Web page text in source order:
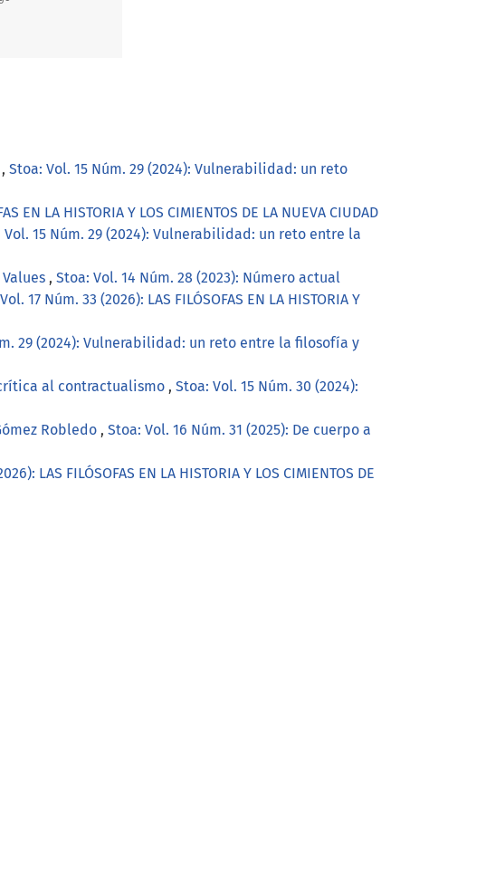
, Stoa: Vol. 15 Núm. 29 (2024): Vulnerabilidad: un reto
EN LA HISTORIA Y LOS CIMIENTOS DE LA NUEVA CIUDAD
Vol. 15 Núm. 29 (2024): Vulnerabilidad: un reto entre la
, Stoa: Vol. 14 Núm. 28 (2023): Número actual
17 Núm. 33 (2026): LAS FILÓSOFAS EN LA HISTORIA Y
29 (2024): Vulnerabilidad: un reto entre la filosofía y
al contractualismo , Stoa: Vol. 15 Núm. 30 (2024):
Robledo , Stoa: Vol. 16 Núm. 31 (2025): De cuerpo a
LAS FILÓSOFAS EN LA HISTORIA Y LOS CIMIENTOS DE